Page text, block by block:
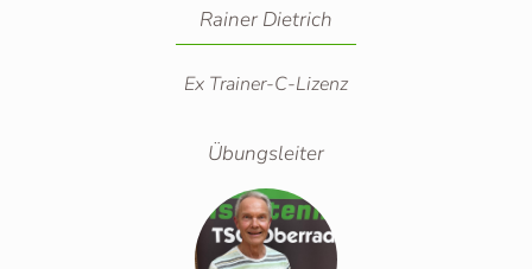
Rainer Dietrich
Ex Trainer-C-Lizenz
Übungsleiter